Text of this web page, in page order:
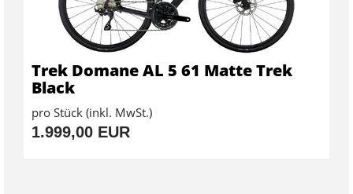
Trek Domane AL 5 61 Matte Trek
Black
pro Stück (inkl. MwSt.)
1.999,00 EUR